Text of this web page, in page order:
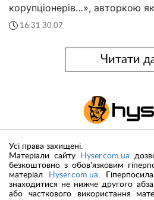
корупціонерів…», авторкою
16:31 30.07
Читати
Усі права захищені.
Матеріали сайту
Hyser.com.ua
безкоштовно з обов'язковим
матеріал
Hyser.com.ua.
знаходитися не нижче другого
або часткового використання